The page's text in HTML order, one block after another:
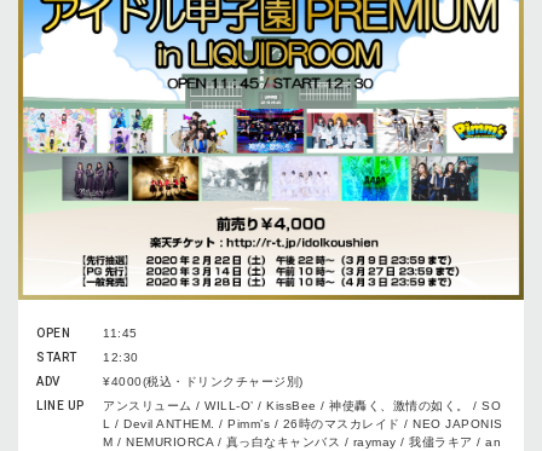
OPEN
11:45
START
12:30
ADV
¥4000(税込・ドリンクチャージ別)
LINE UP
アンスリューム / WILL-O’ / KissBee / 神使轟く、激情の如く。 / SO
L / Devil ANTHEM. / Pimm’s / 26時のマスカレイド / NEO JAPONIS
M / NEMURIORCA / 真っ白なキャンバス / raymay / 我儘ラキア / an